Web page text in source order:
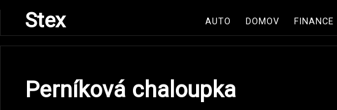
Skip
content
Stex AUTO DOMOV FINANCE
Perníková chaloupka